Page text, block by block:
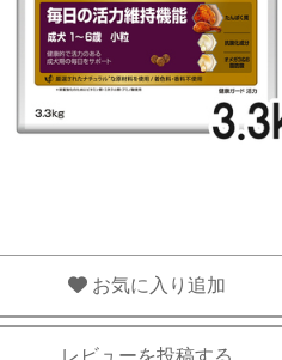
お気に入り追加